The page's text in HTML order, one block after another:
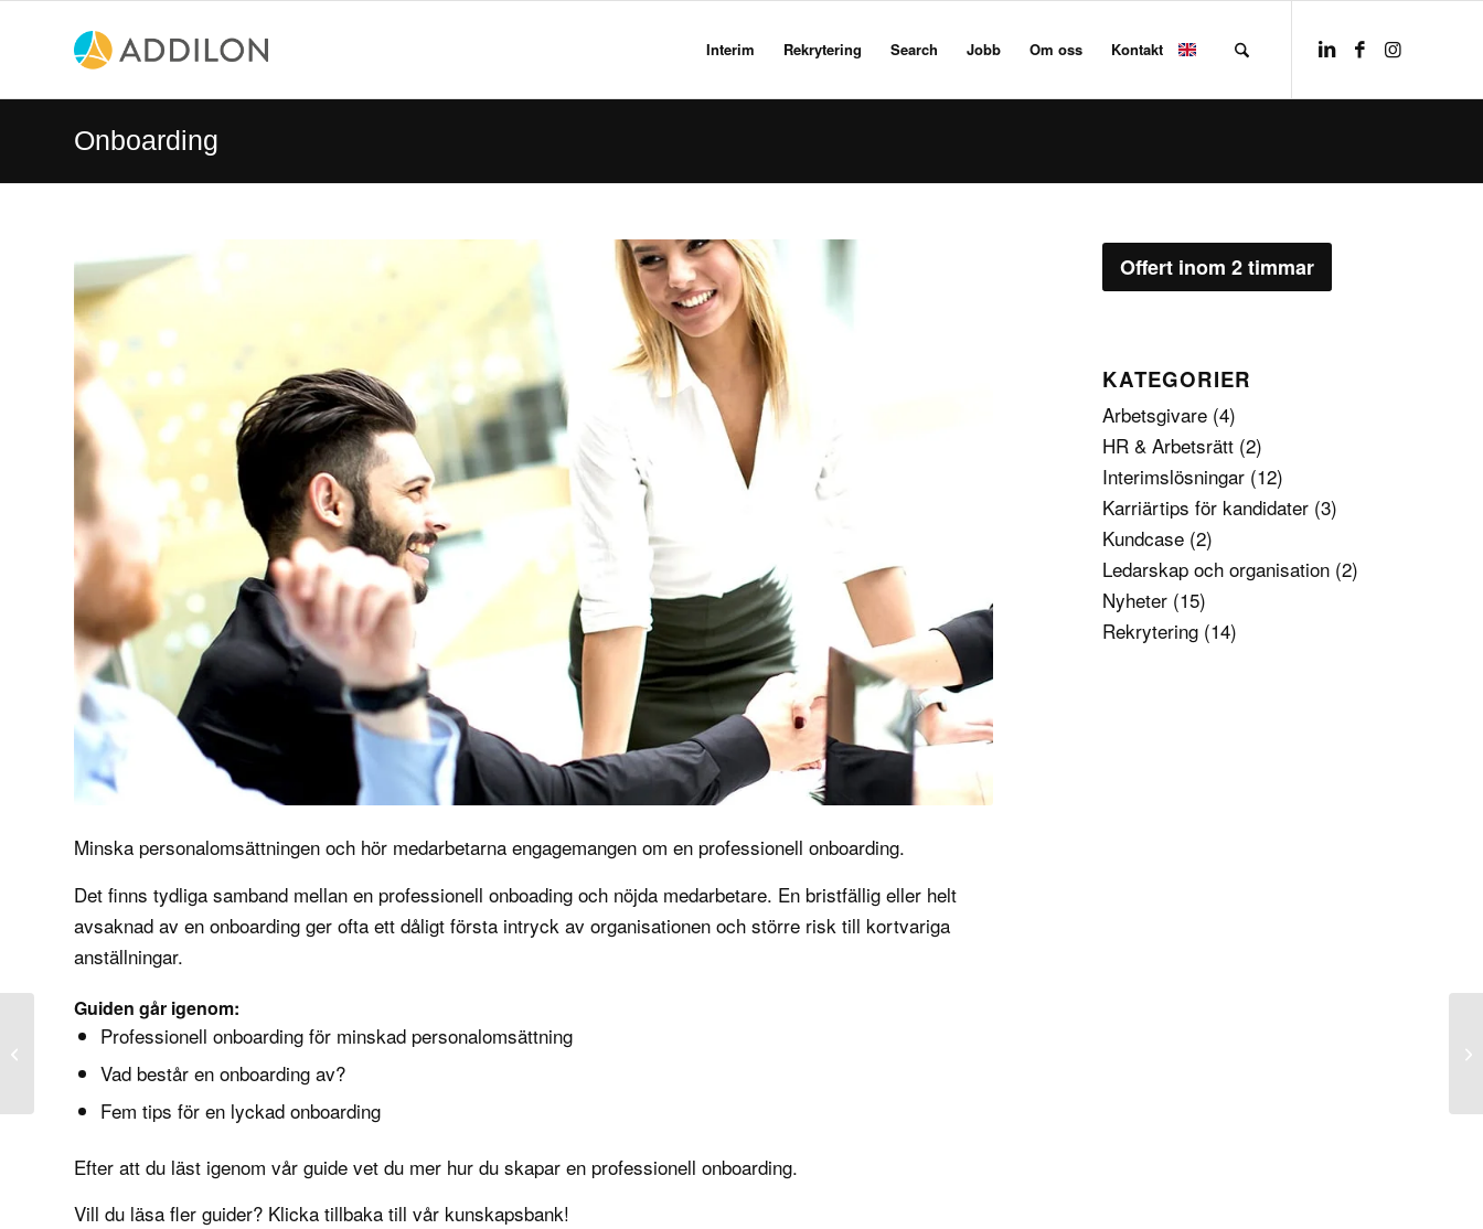
Interim Rekrytering Search Jobb Om oss Kontakt
Onboarding
Minska personalomsättningen och hör medarbetarna engagemangen om en professionell onboarding.
Det finns tydliga samband mellan en professionell onboading och nöjda medarbetare. En bristfällig eller helt
avsaknad av en onboarding ger ofta ett dåligt första intryck av organisationen och större risk till kortvariga
anställningar.
Guiden går igenom:
Professionell onboarding för minskad personalomsättning
Vad består en onboarding av?
Fem tips för en lyckad onboarding
Efter att du läst igenom vår guide vet du mer hur du skapar en professionell onboarding.
Vill du läsa fler guider? Klicka tillbaka till vår kunskapsbank!
Offert inom 2 timmar
KATEGORIER
Arbetsgivare (4)
HR & Arbetsrätt (2)
Interimslösningar (12)
Karriärtips för kandidater (3)
Kundcase (2)
Ledarskap och organisation (2)
Nyheter (15)
Rekrytering (14)
Undvik rekrytera